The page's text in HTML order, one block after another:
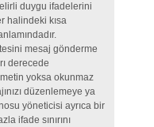
duygu ifadelerini
halindeki kısa
mesaj gönderme
derecede
yoksa okunmaz
düzenlemeye ya
yöneticisi ayrıca bir
ifade sınırını